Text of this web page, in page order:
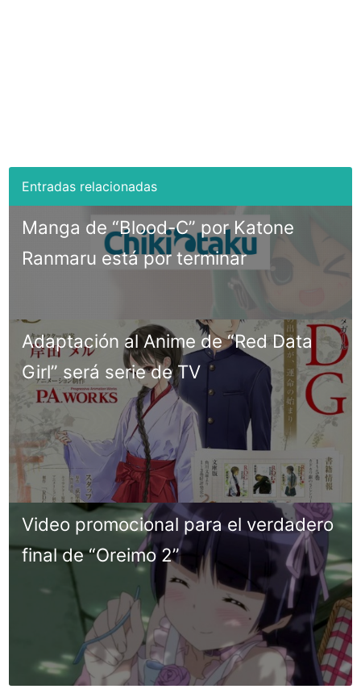
Manga de “Blood-C” por Katone
Ranmaru está por terminar
Adaptación al Anime de “Red Data
Girl” será serie de TV
Video promocional para el verdadero
final de “Oreimo 2”